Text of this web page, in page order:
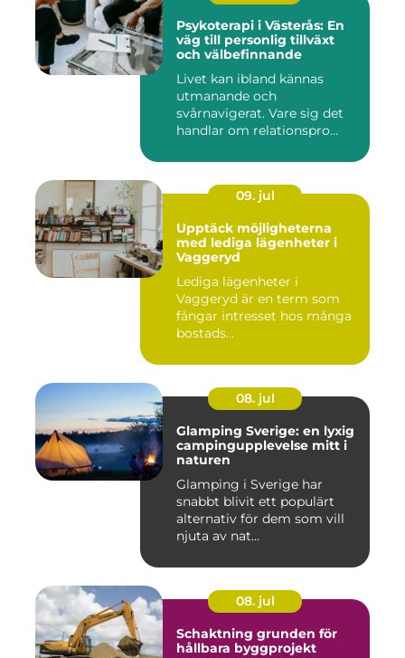
Psykoterapi i Västerås: En
väg till personlig tillväxt
och välbefinnande
Livet kan ibland kännas
utmanande och
svårnavigerat. Vare sig det
handlar om relationspro...
09. jul
Upptäck möjligheterna
med lediga lägenheter i
Vaggeryd
Lediga lägenheter i
Vaggeryd är en term som
fångar intresset hos många
bostads...
08. jul
Glamping Sverige: en lyxig
campingupplevelse mitt i
naturen
Glamping i Sverige har
snabbt blivit ett populärt
alternativ för dem som vill
njuta av nat...
08. jul
Schaktning grunden för
hållbara byggprojekt